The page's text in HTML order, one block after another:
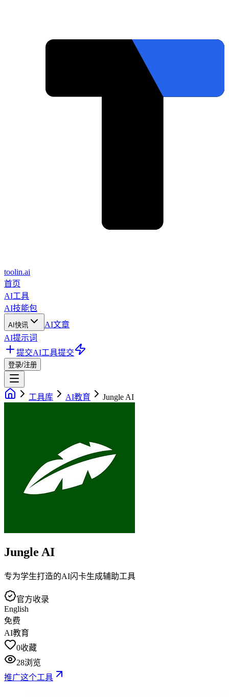
toolin.ai
首页
AI工具
AI技能包
AI快讯
AI文章
AI提示词
提交AI工具提交
登录/注册
工具库 AI教育 Jungle AI
Jungle AI
专为学生打造的AI闪卡生成辅助工具
官方收录
English
免费
AI教育
0收藏
28浏览
推广这个工具